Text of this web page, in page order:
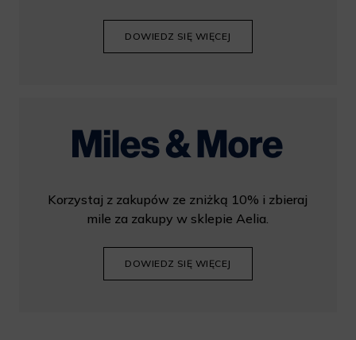
DOWIEDZ SIĘ WIĘCEJ
Korzystaj z zakupów ze zniżką 10% i zbieraj
mile za zakupy w sklepie Aelia.
DOWIEDZ SIĘ WIĘCEJ